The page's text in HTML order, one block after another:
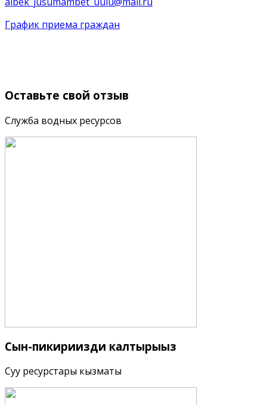
График приема граждан
Оставьте свой отзыв
Служба водных ресурсов
Сын-пикириңизди калтырыңыз
Суу ресурстары кызматы